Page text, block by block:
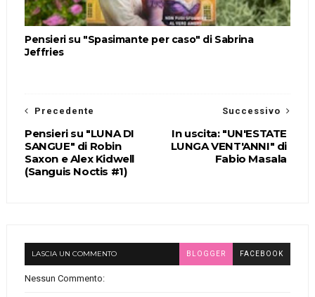
Pensieri su "Spasimante per caso" di Sabrina
Jeffries
Successivo
In uscita: "UN'ESTATE
LUNGA VENT'ANNI" di
Fabio Masala
Precedente
Pensieri su "LUNA DI
SANGUE" di Robin
Saxon e Alex Kidwell
(Sanguis Noctis #1)
LASCIA UN COMMENTO BLOGGER FACEBOOK
Nessun Commento: